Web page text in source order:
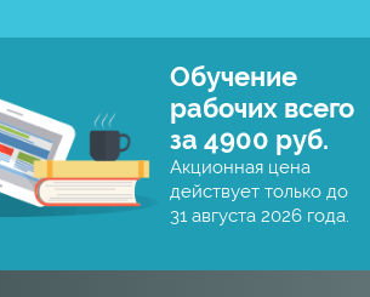
Обучение
рабочих всего
за 4900 руб.
Акционная цена
действует только до
31 августа 2026 года.